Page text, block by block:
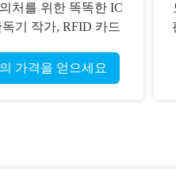
처를 위한 똑똑한 IC
기 작가, RFID 카드
가격을 얻으세요